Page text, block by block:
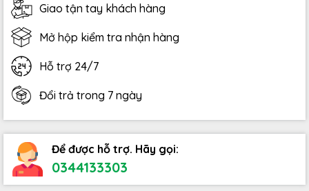
Giao tận tay khách hàng
Mở hộp kiểm tra nhận hàng
Hỗ trợ 24/7
Đổi trả trong 7 ngày
Để được hỗ trợ. Hãy gọi:
0344133303